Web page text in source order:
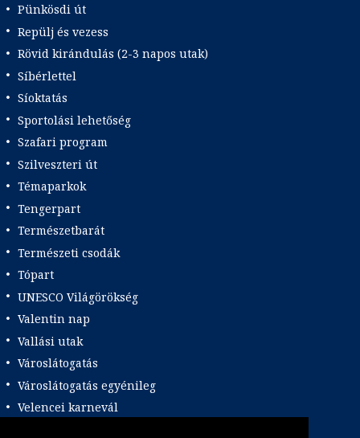
Pünkösdi út
Repülj és vezess
Rövid kirándulás (2-3 napos utak)
Síbérlettel
Síoktatás
Sportolási lehetőség
Szafari program
Szilveszteri út
Témaparkok
Tengerpart
Természetbarát
Természeti csodák
Tópart
UNESCO Világörökség
Valentin nap
Vallási utak
Városlátogatás
Városlátogatás egyénileg
Velencei karnevál